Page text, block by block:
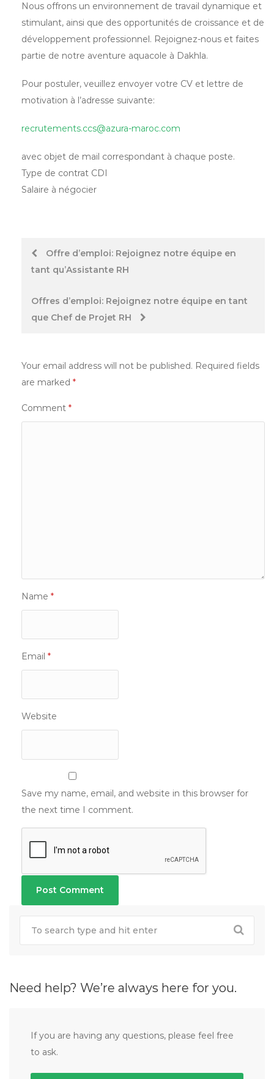
Nous offrons un environnement de travail dynamique et
stimulant, ainsi que des opportunités de croissance et de
développement professionnel. Rejoignez-nous et faites
partie de notre aventure aquacole à Dakhla.
Pour postuler, veuillez envoyer votre CV et lettre de
motivation à l’adresse suivante:
recrutements.ccs@azura-maroc.com
avec objet de mail correspondant à chaque poste.
Type de contrat CDI
Salaire à négocier
PostOffre d’emploi: Rejoignez notre équipe en
tant qu’Assistante RH
Offres d’emploi: Rejoignez notre équipe en tant
que Chef de Projet RH
Your email address will not be published. Required fields
are marked *
Comment *
Name *
Email *
Website
Save my name, email, and website in this browser for
the next time I comment.
Need help? We’re always here for you.
If you are having any questions, please feel free
to ask.